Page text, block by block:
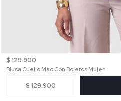
$ 129.900
Blusa Cuello Mao Con Boleros Mujer
$ 129.900